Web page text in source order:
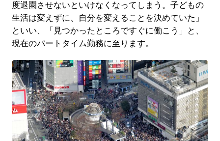
度退園させないといけなくなってしまう。子どもの
生活は変えずに、自分を変えることを決めていた」
といい、「見つかったところですぐに働こう」と、
現在のパートタイム勤務に至ります。